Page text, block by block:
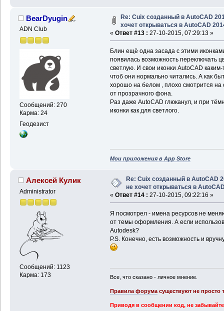
BearDyugin
ADN Club
Сообщений: 270
Карма: 24
Геодезист
Re: Cuix созданный в AutoCAD
хочет открываться в AutoCAD
« Ответ #13 : 27-10-2015, 07:29:13 »
Блин ещё одна засада с этими
появилась возможность переключать
светлую. И свои иконки AutoCAD
чтоб они нормально читались. А как
хорошо на белом , плохо смотрится на
от прозрачного фона.
Раз даже AutoCAD глюканул, и при
иконки как для светлого.
Мои приложения в App Store
Алексей Кулик
Administrator
Сообщений: 1123
Карма: 173
Re: Cuix созданный в AutoCAD
не хочет открываться в
« Ответ #14 : 27-10-2015, 09:22:16 »
Я посмотрел - имена ресурсов не
от темы оформления. А если
Autodesk?
P.S. Конечно, есть возможность и
Все, что сказано - личное мнение.
Правила форумасуществуют не просто
Приводя в сообщении код, не